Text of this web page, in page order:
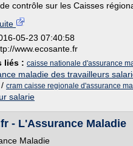
contrôle sur les Caisses
05-23 07:40:58
www.ecosante.fr
liés : caisse nationale d'assurance
maladie des travailleurs
/ cram caisse regionale d'assurance
salarie
- L'Assurance Maladie
Maladie